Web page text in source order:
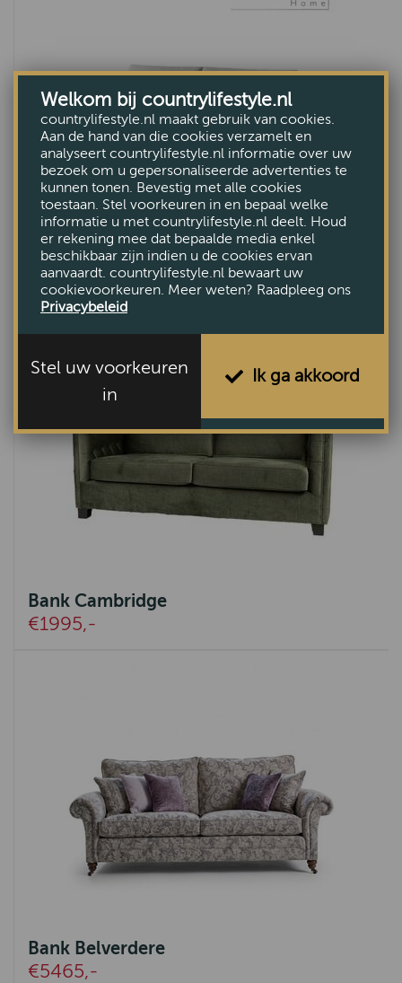
Bank Giorge
€2495,-
Bank Cambridge
€1995,-
Bank Belverdere
€5465,-
Welkom bij countrylifestyle.nl
countrylifestyle.nl maakt gebruik van cookies.
Aan de hand van die cookies verzamelt en
analyseert countrylifestyle.nl informatie over uw
bezoek om u gepersonaliseerde advertenties te
kunnen tonen. Bevestig met alle cookies
toestaan. Stel voorkeuren in en bepaal welke
informatie u met countrylifestyle.nl deelt. Houd
er rekening mee dat bepaalde media enkel
beschikbaar zijn indien u de cookies ervan
aanvaardt. countrylifestyle.nl bewaart uw
cookievoorkeuren. Meer weten? Raadpleeg ons
Privacybeleid
Stel uw voorkeuren
in
Ik ga akkoord